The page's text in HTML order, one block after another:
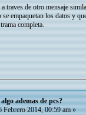
traves de otro mensaje
empaquetan los datos y
completa.
ademas de pcs?
Febrero 2014, 00:59 am »